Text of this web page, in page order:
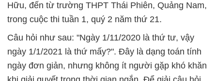
Hữu, đến từ trường THPT Thái Phiên, Quảng Nam,
trong cuộc thi tuần 1, quý 2 năm thứ 21.
Câu hỏi như sau: "Ngày 1/11/2020 là thứ tư, vậy
ngày 1/1/2021 là thứ mấy?". Đây là dạng toán tính
ngày đơn giản, nhưng không ít người gặp khó khăn